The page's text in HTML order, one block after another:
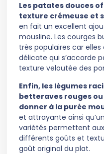
Les patates douces
texture crémeuse et
en fait un excellent
mousline. Les courges
très populaires car
délicate qui s’accorde
texture veloutée des
Enfin, les légumes
betteraves rouges
donner à la purée
et attrayante ainsi
variétés permettent aux
différents goûts et
goût original du plat.